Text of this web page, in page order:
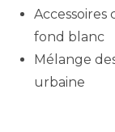
Accessoires
fond blanc
Mélange
urbaine